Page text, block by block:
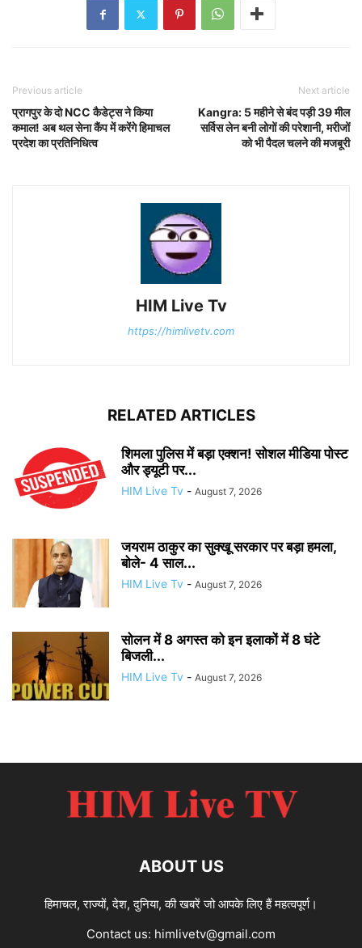
Previous article
प्रागपुर के दो NCC कैडेट्स ने किया
कमाल! अब थल सेना कैंप में करेंगे हिमाचल
प्रदेश का प्रतिनिधित्व
Next article
Kangra: 5 महीने से बंद पड़ी 39 मील
सर्विस लेन बनी लोगों की परेशानी, मरीजों
को भी पैदल चलने की मजबूरी
HIM Live Tv
https://himlivetv.com
RELATED ARTICLES
शिमला पुलिस में बड़ा एक्शन! सोशल मीडिया पोस्ट
और ड्यूटी पर...
HIM Live Tv - August 7, 2026
जयराम ठाकुर का सुक्खू सरकार पर बड़ा हमला,
बोले- 4 साल...
HIM Live Tv - August 7, 2026
सोलन में 8 अगस्त को इन इलाकों में 8 घंटे
बिजली...
HIM Live Tv - August 7, 2026
ABOUT US
हिमाचल, राज्यों, देश, दुनिया, की खबरें जो आपके लिए हैं महत्वपूर्ण।
Contact us: himlivetv@gmail.com